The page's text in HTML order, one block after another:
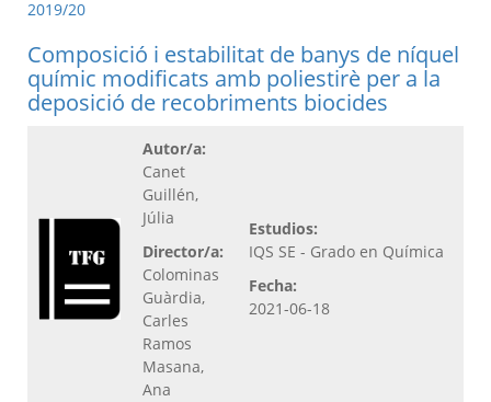
2019/20
Composició i estabilitat de banys de níquel
químic modificats amb poliestirè per a la
deposició de recobriments biocides
Autor/a:
Canet
Guillén,
Júlia
Director/a:
Colominas
Guàrdia,
Carles
Ramos
Masana,
Ana
Estudios:
IQS SE - Grado en Química
Fecha:
2021-06-18